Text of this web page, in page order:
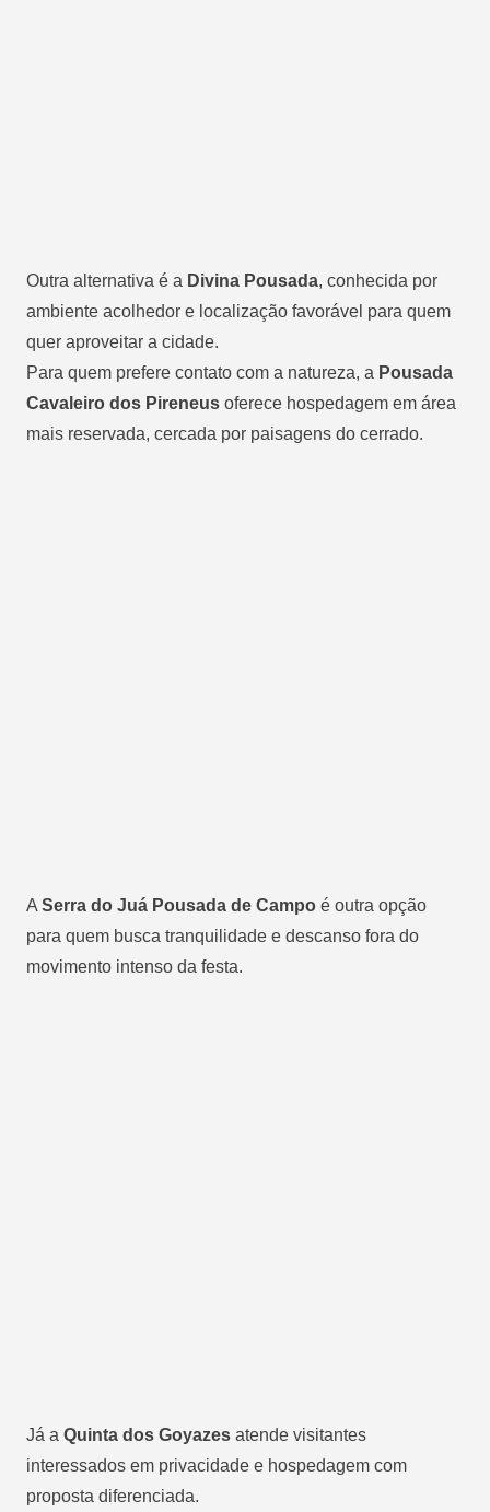
Outra alternativa é a Divina Pousada, conhecida por
ambiente acolhedor e localização favorável para quem
quer aproveitar a cidade.
Para quem prefere contato com a natureza, a Pousada
Cavaleiro dos Pireneus oferece hospedagem em área
mais reservada, cercada por paisagens do cerrado.
A Serra do Juá Pousada de Campo é outra opção
para quem busca tranquilidade e descanso fora do
movimento intenso da festa.
Já a Quinta dos Goyazes atende visitantes
interessados em privacidade e hospedagem com
proposta diferenciada.